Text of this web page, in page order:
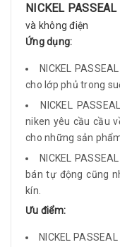
NICKEL PASSEAL
và không điện
Ứng dụng:
NICKEL
cho lớp phủ trong
NICKEL
niken yêu cầu cầu
cho những sản
NICKEL
bán tự động cũng
kín.
Ưu điểm:
NICKEL